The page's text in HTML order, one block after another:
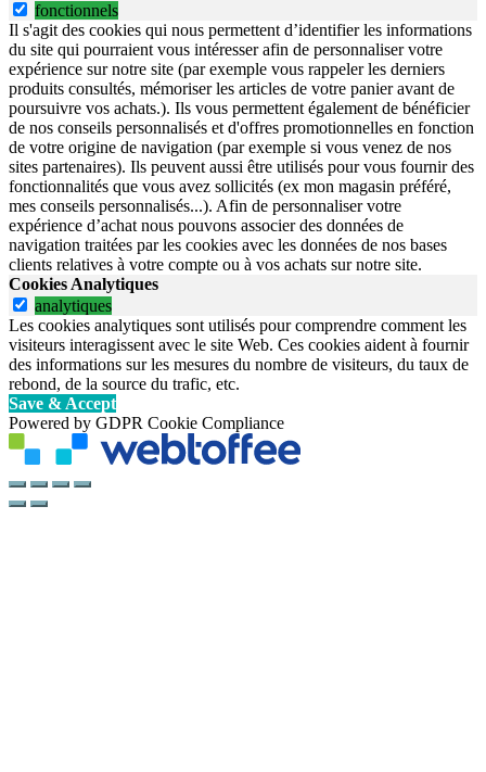
fonctionnels
Il s'agit des cookies qui nous permettent d’identifier les informations
du site qui pourraient vous intéresser afin de personnaliser votre
expérience sur notre site (par exemple vous rappeler les derniers
produits consultés, mémoriser les articles de votre panier avant de
poursuivre vos achats.). Ils vous permettent également de bénéficier
de nos conseils personnalisés et d'offres promotionnelles en fonction
de votre origine de navigation (par exemple si vous venez de nos
sites partenaires). Ils peuvent aussi être utilisés pour vous fournir des
fonctionnalités que vous avez sollicités (ex mon magasin préféré,
mes conseils personnalisés...). Afin de personnaliser votre
expérience d’achat nous pouvons associer des données de
navigation traitées par les cookies avec les données de nos bases
clients relatives à votre compte ou à vos achats sur notre site.
Cookies Analytiques
analytiques
Les cookies analytiques sont utilisés pour comprendre comment les
visiteurs interagissent avec le site Web. Ces cookies aident à fournir
des informations sur les mesures du nombre de visiteurs, du taux de
rebond, de la source du trafic, etc.
Save & Accept
Powered by GDPR Cookie Compliance